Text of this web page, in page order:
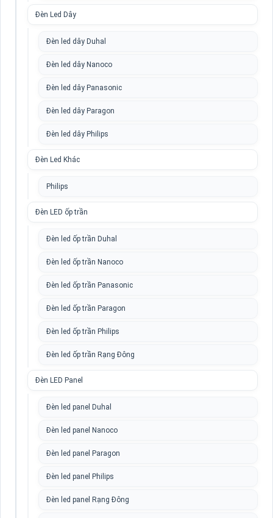
Đèn Led Dây
Đèn led dây Duhal
Đèn led dây Nanoco
Đèn led dây Panasonic
Đèn led dây Paragon
Đèn led dây Philips
Đèn Led Khác
Philips
Đèn LED ốp trần
Đèn led ốp trần Duhal
Đèn led ốp trần Nanoco
Đèn led ốp trần Panasonic
Đèn led ốp trần Paragon
Đèn led ốp trần Philips
Đèn led ốp trần Rạng Đông
Đèn LED Panel
Đèn led panel Duhal
Đèn led panel Nanoco
Đèn led panel Paragon
Đèn led panel Philips
Đèn led panel Rạng Đông